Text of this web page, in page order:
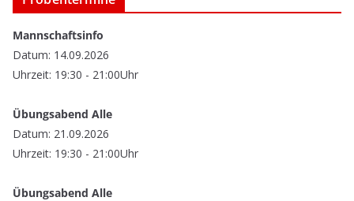
Mannschaftsinfo
Datum: 14.09.2026
Uhrzeit: 19:30 - 21:00Uhr
Übungsabend Alle
Datum: 21.09.2026
Uhrzeit: 19:30 - 21:00Uhr
Übungsabend Alle